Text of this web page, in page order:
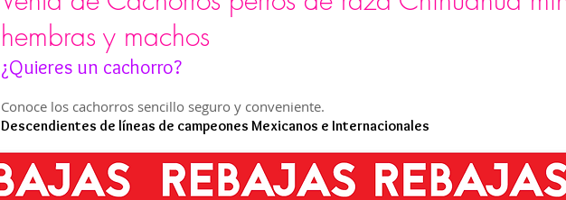
hembras y machos
¿Quieres un cachorro?
Conoce los cachorros sencillo seguro y conveniente.
Descendientes de líneas de campeones Mexicanos e Internacionales